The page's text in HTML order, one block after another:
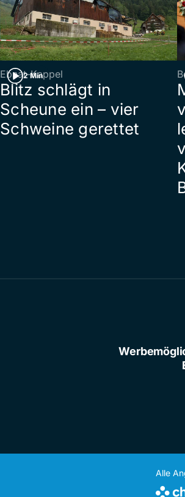
2 Min
Ebnat-Kappel
Blitz schlägt in
Scheune ein – vier
Schweine gerettet
Alle